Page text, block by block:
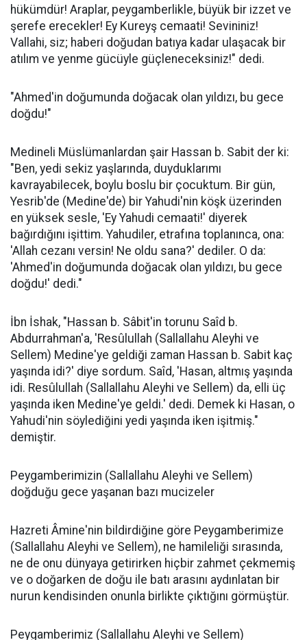
hükümdür! Araplar, peygamberlikle, büyük bir izzet ve
şerefe erecekler! Ey Kureyş cemaati! Sevininiz!
Vallahi, siz; haberi doğudan batıya kadar ulaşacak bir
atılım ve yenme gücüyle güçleneceksiniz!" dedi.
"Ahmed'in doğumunda doğacak olan yıldızı, bu gece
doğdu!"
Medineli Müslümanlardan şair Hassan b. Sabit der ki:
"Ben, yedi sekiz yaşlarında, duyduklarımı
kavrayabilecek, boylu boslu bir çocuktum. Bir gün,
Yesrib'de (Medine'de) bir Yahudi'nin köşk üzerinden
en yüksek sesle, 'Ey Yahudi cemaati!' diyerek
bağırdığını işittim. Yahudiler, etrafına toplanınca, ona:
'Allah cezanı versin! Ne oldu sana?' dediler. O da:
'Ahmed'in doğumunda doğacak olan yıldızı, bu gece
doğdu!' dedi."
İbn İshak, "Hassan b. Sâbit'in torunu Saîd b.
Abdurrahman'a, 'Resûlullah (Sallallahu Aleyhi ve
Sellem) Medine'ye geldiği zaman Hassan b. Sabit kaç
yaşında idi?' diye sordum. Saîd, 'Hasan, altmış yaşında
idi. Resûlullah (Sallallahu Aleyhi ve Sellem) da, elli üç
yaşında iken Medine'ye geldi.' dedi. Demek ki Hasan, o
Yahudi'nin söylediğini yedi yaşında iken işitmiş."
demiştir.
Peygamberimizin (Sallallahu Aleyhi ve Sellem)
doğduğu gece yaşanan bazı mucizeler
Hazreti Âmine'nin bildirdiğine göre Peygamberimize
(Sallallahu Aleyhi ve Sellem), ne hamileliği sırasında,
ne de onu dünyaya getirirken hiçbir zahmet çekmemiş
ve o doğarken de doğu ile batı arasını aydınlatan bir
nurun kendisinden onunla birlikte çıktığını görmüştür.
Peygamberimiz (Sallallahu Aleyhi ve Sellem)